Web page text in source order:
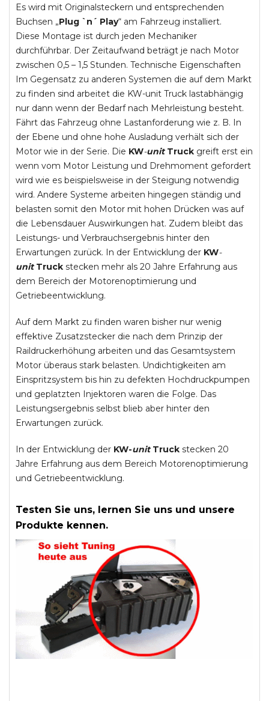
Es wird mit Originalsteckern und entsprechenden
Buchsen „Plug `n´ Play“ am Fahrzeug installiert.
Diese Montage ist durch jeden Mechaniker
durchführbar. Der Zeitaufwand beträgt je nach Motor
zwischen 0,5 – 1,5 Stunden. Technische Eigenschaften
Im Gegensatz zu anderen Systemen die auf dem Markt
zu finden sind arbeitet die KW-unit Truck lastabhängig
nur dann wenn der Bedarf nach Mehrleistung besteht.
Fährt das Fahrzeug ohne Lastanforderung wie z. B. In
der Ebene und ohne hohe Ausladung verhält sich der
Motor wie in der Serie. Die KW-unit Truck greift erst ein
wenn vom Motor Leistung und Drehmoment gefordert
wird wie es beispielsweise in der Steigung notwendig
wird. Andere Systeme arbeiten hingegen ständig und
belasten somit den Motor mit hohen Drücken was auf
die Lebensdauer Auswirkungen hat. Zudem bleibt das
Leistungs- und Verbrauchsergebnis hinter den
Erwartungen zurück. In der Entwicklung der KW-
unit Truck stecken mehr als 20 Jahre Erfahrung aus
dem Bereich der Motorenoptimierung und
Getriebeentwicklung.
Auf dem Markt zu finden waren bisher nur wenig
effektive Zusatzstecker die nach dem Prinzip der
Raildruckerhöhung arbeiten und das Gesamtsystem
Motor überaus stark belasten. Undichtigkeiten am
Einspritzsystem bis hin zu defekten Hochdruckpumpen
und geplatzten Injektoren waren die Folge. Das
Leistungsergebnis selbst blieb aber hinter den
Erwartungen zurück.
In der Entwicklung der KW-unitTruck stecken 20
Jahre Erfahrung aus dem Bereich Motorenoptimierung
und Getriebeentwicklung.
Testen Sie uns, lernen Sie uns und unsere
Produkte kennen.